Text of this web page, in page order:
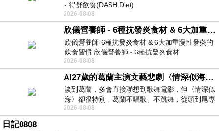
- 得舒飲食(DASH Diet)
https://www.facebook.com/dietitiansophia/
posts/157966
2026-08-08
欣儀營養師 - 6種抗發炎食材 & 6大加重慢性發炎的飲食習慣
欣儀營養師-6種抗發炎食材 & 6大加重慢性發炎的
飲食習慣 欣儀營養師 - 6種抗發炎食材
https://www.facebook.com/photo/?fbid=147
2026-08-08
AI27歲的葛蘭主演文藝悲劇〈情深似海〉 #戀上老電影 #葛蘭 #粟子
談到葛蘭，多會直接聯想到歌舞電影，但〈情深似
海〉卻很特別，葛蘭不唱歌、不跳舞，從頭到尾專
心演戲。拍攝期間，經常工作超過12個鐘
2026-08-08
日記0808